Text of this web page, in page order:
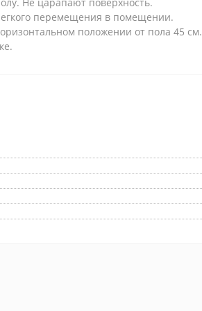
перемещения в помещении.
положении от пола 45 см.